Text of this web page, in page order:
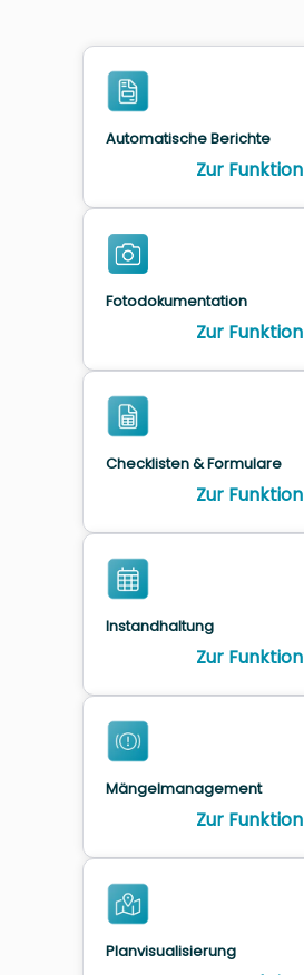
Automatische Berichte
Zur Funktion
Fotodokumentation
Zur Funktion
Checklisten & Formulare
Zur Funktion
Instandhaltung
Zur Funktion
Mängelmanagement
Zur Funktion
Planvisualisierung